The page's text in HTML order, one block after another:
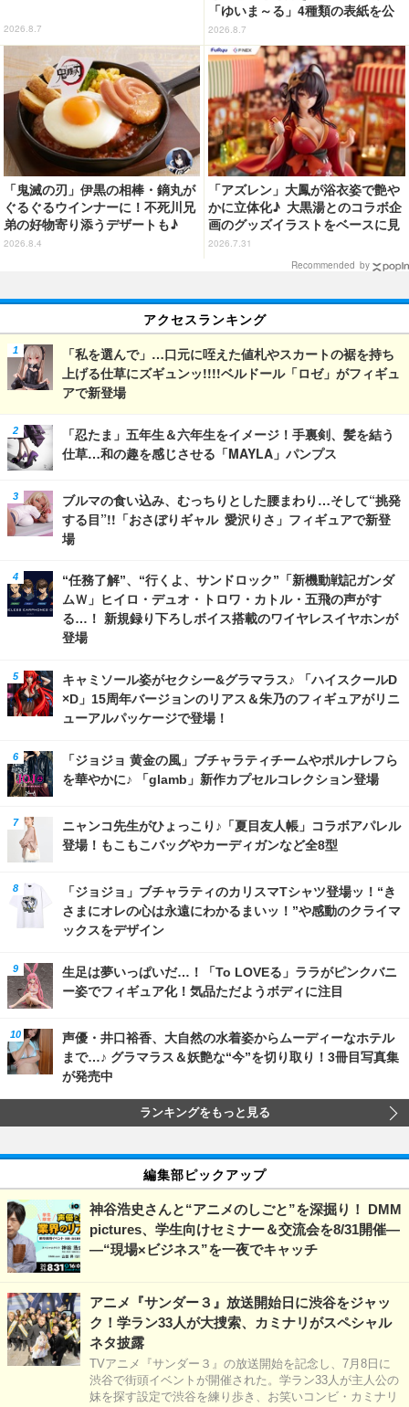
2026.8.7
「ゆいま～る」4種類の表紙を公
開！「成長した私の姿を楽しんで
いただけたら」
2026.8.7
「鬼滅の刃」伊黒の相棒・鏑丸が
ぐるぐるウインナーに！不死川兄
弟の好物寄り添うデザートも♪
「ジョイフル」コラボ第3弾・第4
2026.8.4
「アズレン」大鳳が浴衣姿で艶や
かに立体化♪ 大黒湯とのコラボ企
画のグッズイラストをベースに見
応え抜群の仕上がり
2026.7.31
Recommended by
アクセスランキング
「私を選んで」…口元に咥えた値札やスカートの裾を持ち
上げる仕草にズギュンッ!!!!ベルドール「ロゼ」がフィギュ
アで新登場
「忍たま」五年生＆六年生をイメージ！手裏剣、髪を結う
仕草…和の趣を感じさせる「MAYLA」パンプス
ブルマの食い込み、むっちりとした腰まわり…そして“挑発
する目”!!「おさぼりギャル 愛沢りさ」フィギュアで新登
場
“任務了解”、“行くよ、サンドロック”「新機動戦記ガンダ
ムＷ」ヒイロ・デュオ・トロワ・カトル・五飛の声がす
る…！ 新規録り下ろしボイス搭載のワイヤレスイヤホンが
登場
キャミソール姿がセクシー&グラマラス♪ 「ハイスクールD
×D」15周年バージョンのリアス＆朱乃のフィギュアがリニ
ューアルパッケージで登場！
「ジョジョ 黄金の風」ブチャラティチームやポルナレフら
を華やかに♪ 「glamb」新作カプセルコレクション登場
ニャンコ先生がひょっこり♪「夏目友人帳」コラボアパレル
登場！もこもこバッグやカーディガンなど全8型
「ジョジョ」ブチャラティのカリスマTシャツ登場ッ！“き
さまにオレの心は永遠にわかるまいッ！”や感動のクライマ
ックスをデザイン
生足は夢いっぱいだ…！「To LOVEる」ララがピンクバニ
ー姿でフィギュア化！気品ただようボディに注目
声優・井口裕香、大自然の水着姿からムーディーなホテル
まで…♪ グラマラス＆妖艶な“今”を切り取り！3冊目写真集
が発売中
ランキングをもっと見る
編集部ピックアップ
神谷浩史さんと“アニメのしごと”を深掘り！ DMM
pictures、学生向けセミナー＆交流会を8/31開催―
―“現場×ビジネス”を一夜でキャッチ
アニメ『サンダー３』放送開始日に渋谷をジャッ
ク！学ラン33人が大捜索、カミナリがスペシャル
ネタ披露
TVアニメ『サンダー３』の放送開始を記念し、7月8日に
渋谷で街頭イベントが開催された。学ラン33人が主人公の
妹を探す設定で渋谷を練り歩き、お笑いコンビ・カミナリ